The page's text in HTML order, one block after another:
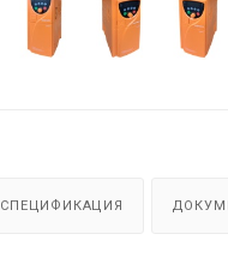
СПЕЦИФИКАЦИЯ